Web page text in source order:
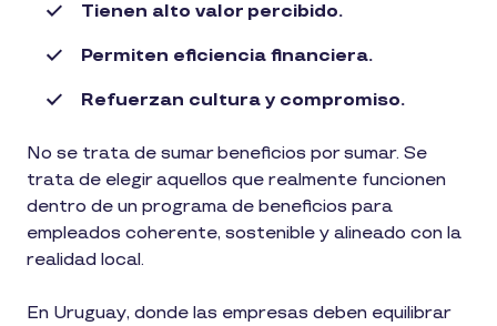
Tienen alto valor percibido.
Permiten eficiencia financiera.
Refuerzan cultura y compromiso.
No se trata de sumar beneficios por sumar. Se
trata de elegir aquellos que realmente funcionen
dentro de un programa de beneficios para
empleados coherente, sostenible y alineado con la
realidad local.
En Uruguay, donde las empresas deben equilibrar